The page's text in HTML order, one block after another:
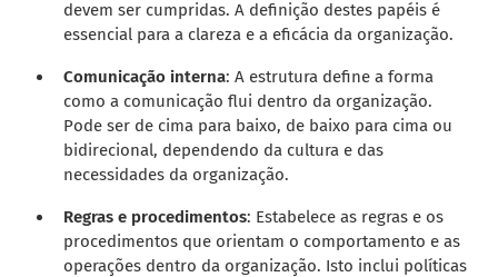
devem ser cumpridas. A definição destes papéis é
essencial para a clareza e a eficácia da organização.
Comunicação interna: A estrutura define a forma
como a comunicação flui dentro da organização.
Pode ser de cima para baixo, de baixo para cima ou
bidirecional, dependendo da cultura e das
necessidades da organização.
Regras e procedimentos: Estabelece as regras e os
procedimentos que orientam o comportamento e as
operações dentro da organização. Isto inclui políticas